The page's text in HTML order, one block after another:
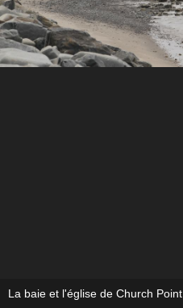
La baie et l'église de Church Point